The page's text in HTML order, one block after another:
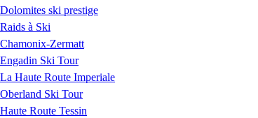
Dolomites ski prestige
Raids à Ski
Chamonix-Zermatt
Engadin Ski Tour
La Haute Route Imperiale
Oberland Ski Tour
Haute Route Tessin